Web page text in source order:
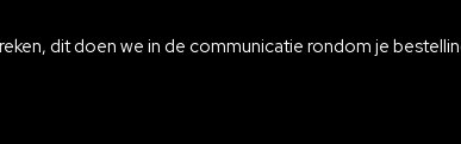
dit doen we in de communicatie rondom je